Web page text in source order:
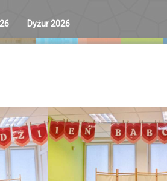
Dyżur 2026